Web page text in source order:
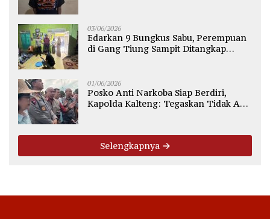
03/06/2026
Edarkan 9 Bungkus Sabu, Perempuan
di Gang Tiung Sampit Ditangkap
01/06/2026
Posko Anti Narkoba Siap Berdiri,
Kapolda Kalteng: Tegaskan Tidak Ada
Selengkapnya